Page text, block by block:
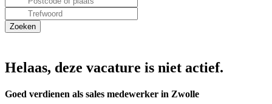
Helaas, deze vacature is niet actief.
Goed verdienen als sales medewerker in Zwolle